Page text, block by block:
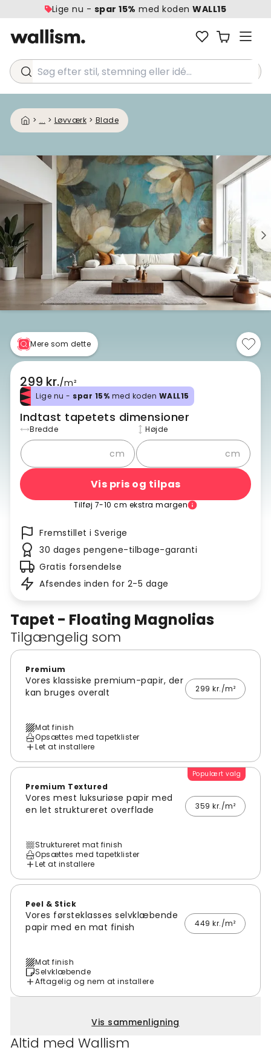
Lige nu - spar 15% med kodenWALL15
Søg efter stil, stemning eller idé...
> ... > Løvværk > Blade
Tapet - Floating Magnolias
Tilgængelig som
Premium
Vores klassiske premium-papir, der
kan bruges overalt
299 kr./m²
Mat finish
Opsættes med tapetklister
Let at installere
Populært valg
Premium Textured
Vores mest luksuriøse papir med
en let struktureret overflade
359 kr./m²
Struktureret mat finish
Opsættes med tapetklister
Let at installere
Peel & Stick
Vores førsteklasses selvklæbende
papir med en mat finish
449 kr./m²
Mat finish
Selvklæbende
Aftagelig og nem at installere
Vis sammenligning
Altid med Wallism
Mere som dette
299 kr./m²
Lige nu - spar 15% med koden WALL15
Indtast tapetets dimensioner
Bredde
cm
Højde
cm
Vis pris og tilpas
Tilføj 7-10 cm ekstra margen
Fremstillet i Sverige
30 dages pengene-tilbage-garanti
Gratis forsendelse
Afsendes inden for 2-5 dage